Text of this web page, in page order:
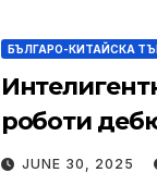
БЪЛГАРО-КИТАЙСКА
роботи
изложение в
JUNE 30, 2025